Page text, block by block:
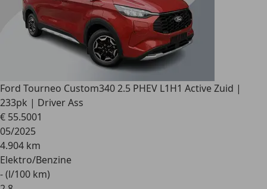
Ford Tourneo Custom340 2.5 PHEV L1H1 Active Zuid |
233pk | Driver Ass
€ 55.5001
05/2025
4.904 km
Elektro/Benzine
- (l/100 km)